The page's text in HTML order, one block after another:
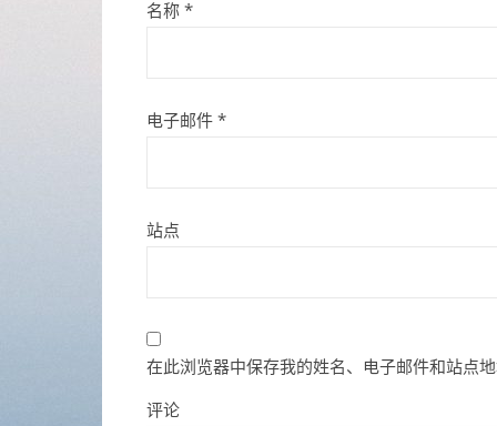
名称 *
电子邮件 *
站点
在此浏览器中保存我的姓名、电子邮件和站点
评论